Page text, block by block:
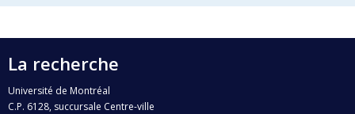
La recherche
Université de Montréal
C.P. 6128, succursale Centre-ville